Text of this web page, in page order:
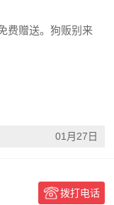
费赠送。狗贩别来
01月27日
拨打电话